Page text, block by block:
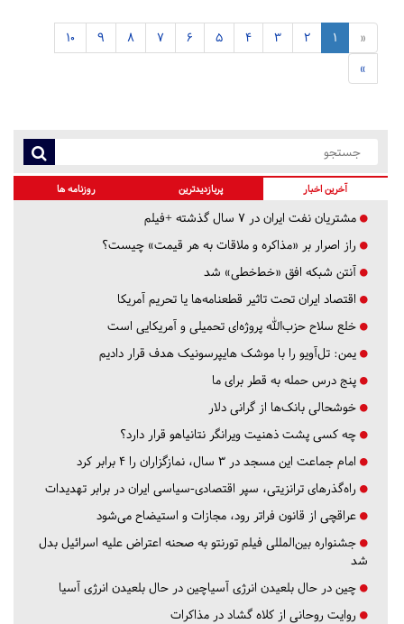
«
1
2
3
4
5
6
7
8
9
10
»
آخرین اخبار پربازدیدترین روزنامه ها
مشتریان نفت ایران در ۷ سال گذشته +فیلم
راز اصرار بر «مذاکره و ملاقات به هر قیمت» چیست؟
آنتن شبکه افق «خط‌خطی» شد
اقتصاد ایران تحت تاثیر قطعنامه‌ها یا تحریم‌ آمریکا
خلع سلاح حزب‌الله پروژه‌ای تحمیلی و آمریکایی است
یمن: تل‌آویو را با موشک هایپرسونیک هدف قرار دادیم
پنج درس‌ حمله به قطر برای ما
خوشحالی بانک‌ها از گرانی دلار
چه کسی پشت ذهنیت ویرانگر نتانیاهو قرار دارد؟
امام جماعت این مسجد در ۳ سال، نمازگزاران را ۴ برابر کرد
راه‌گذرهای ترانزیتی، سپر اقتصادی-سیاسی ایران در برابر تهدیدات
عراقچی از قانون فراتر رود، مجازات و استیضاح می‌شود
جشنواره بین‌المللی فیلم تورنتو به صحنه اعتراض علیه اسرائیل بدل
شد
چین در حال بلعیدن انرژی آسیاچین در حال بلعیدن انرژی آسیا
روایت روحانی از کلاه گشاد در مذاکرات